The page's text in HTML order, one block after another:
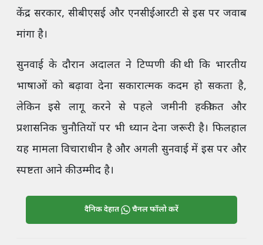
केंद्र सरकार, सीबीएसई और एनसीईआरटी से इस पर जवाब
मांगा है।
सुनवाई के दौरान अदालत ने टिप्पणी की थी कि भारतीय
भाषाओं को बढ़ावा देना सकारात्मक कदम हो सकता है,
लेकिन इसे लागू करने से पहले जमीनी हकीकत और
प्रशासनिक चुनौतियों पर भी ध्यान देना जरूरी है। फिलहाल
यह मामला विचाराधीन है और अगली सुनवाई में इस पर और
स्पष्टता आने की उम्मीद है।
दैनिक देहात चैनल फॉलो करें